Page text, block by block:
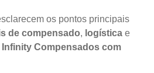
os pontos principais
de compensado, logística e
Infinity Compensados com